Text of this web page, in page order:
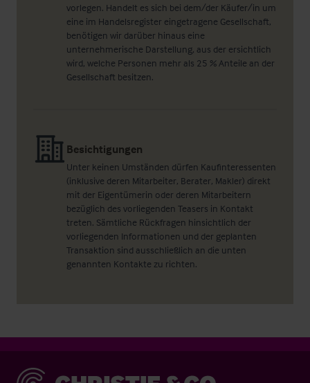
vorlegen. Handelt es sich bei dem/der Käufer/in um
eine im Handelsregister eingetragene Gesellschaft,
benötigen wir darüber hinaus eine
unternehmerische Darstellung, aus der ersichtlich
wird, welche Personen mehr als 25 % Anteile an der
Gesellschaft besitzen.
Besichtigungen
Unter keinen Umständen dürfen Kaufinteressenten
(inklusive deren Mitarbeiter, Berater, Makler) direkt
mit der Eigentümerin oder deren Mitarbeitern
bezüglich des vorliegenden Teasers in Kontakt
treten. Sämtliche Rückfragen hinsichtlich der
vorliegenden Informationen und der geplanten
Transaktion sind ausschließlich an die unten
genannten Kontakte zu richten.
Christie & Co